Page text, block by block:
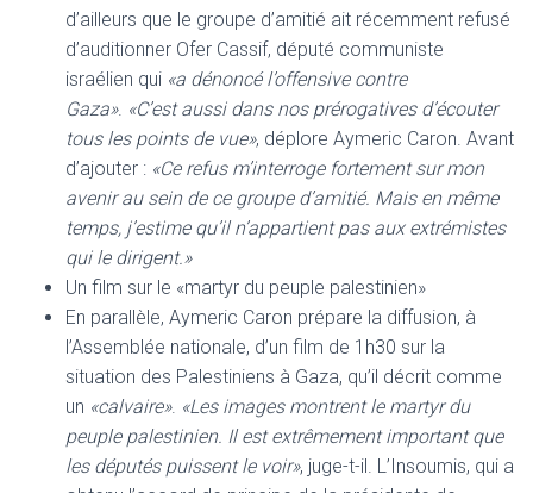
d’ailleurs que le groupe d’amitié ait récemment refusé
d’auditionner Ofer Cassif, député communiste
israélien qui «a dénoncé l’offensive contre
Gaza». «C’est aussi dans nos prérogatives d’écouter
tous les points de vue», déplore Aymeric Caron. Avant
d’ajouter : «Ce refus m’interroge fortement sur mon
avenir au sein de ce groupe d’amitié. Mais en même
temps, j’estime qu’il n’appartient pas aux extrémistes
qui le dirigent.»
Un film sur le «martyr du peuple palestinien»
En parallèle, Aymeric Caron prépare la diffusion, à
l’Assemblée nationale, d’un film de 1h30 sur la
situation des Palestiniens à Gaza, qu’il décrit comme
un «calvaire». «Les images montrent le martyr du
peuple palestinien. Il est extrêmement important que
les députés puissent le voir», juge-t-il. L’Insoumis, qui a